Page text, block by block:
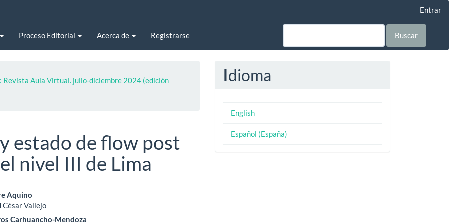
Entrar
Proceso Editorial Acerca de Registrarse Buscar
Revista Aula Virtual. julio-diciembre 2024 (edición
estado de flow post
nivel III de Lima
Aquino
César Vallejo
Carhuancho-Mendoza
Idioma
English
Español (España)